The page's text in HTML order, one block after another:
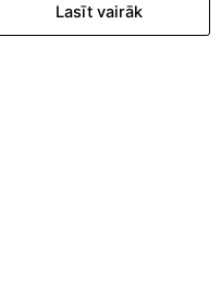
Lasīt vairāk